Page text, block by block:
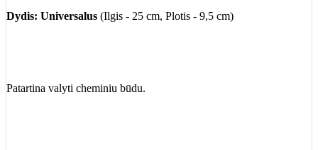
Dydis: Universalus (Ilgis - 25 cm, Plotis - 9,5 cm)
Patartina valyti cheminiu būdu.